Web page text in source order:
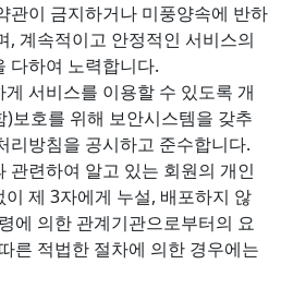
관이 금지하거나 미풍양속에 반하
, 계속적이고 안정적인 서비스의
다하여 노력합니다.
서비스를 이용할 수 있도록 개
보호를 위해 보안시스템을 갖추
리방침을 공시하고 준수합니다.
관련하여 알고 있는 회원의 개인
제 3자에게 누설, 배포하지 않
에 의한 관계기관으로부터의 요
른 적법한 절차에 의한 경우에는